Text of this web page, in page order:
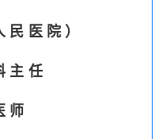
民医院 ）
主任
师